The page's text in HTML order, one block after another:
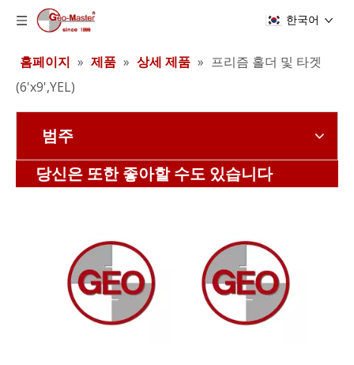
한국어
홈페이지 » 제품 » 상세 제품 » 프리즘 홀더 및 타겟
(6'x9',YEL)
범주
당신은 또한 좋아할 수도 있습니다